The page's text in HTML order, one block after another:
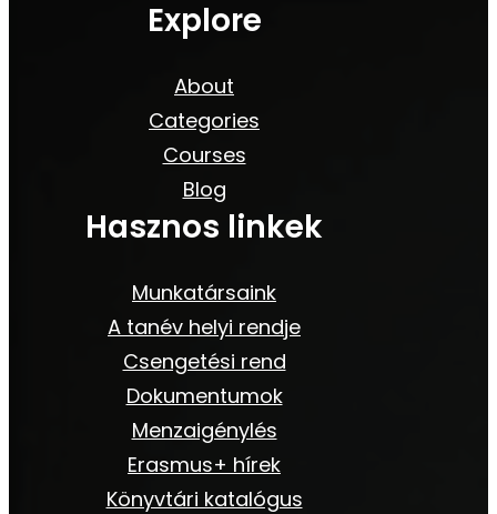
Explore
About
Categories
Courses
Blog
Hasznos linkek
Munkatársaink
A tanév helyi rendje
Csengetési rend
Dokumentumok
Menzaigénylés
Erasmus+ hírek
Könyvtári katalógus